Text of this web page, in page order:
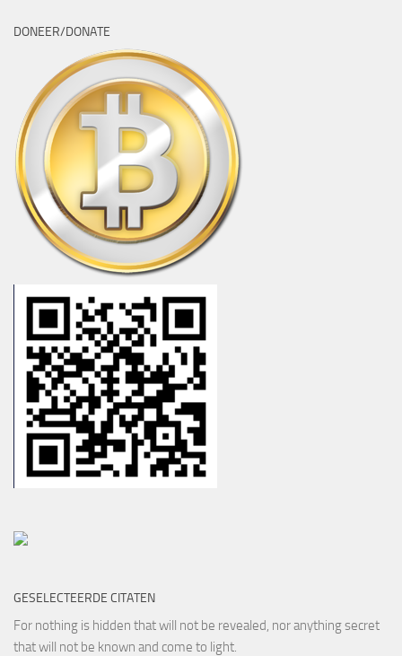
DONEER/DONATE
GESELECTEERDE CITATEN
For nothing is hidden that will not be revealed, nor anything secret
that will not be known and come to light.